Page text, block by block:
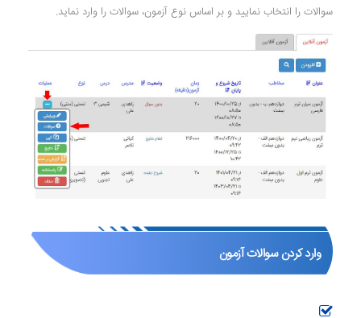
سوالات را انتخاب نمایید و بر اساس نوع آزمون، سوالات را وارد نماید.
وارد کردن سوالات آزمون